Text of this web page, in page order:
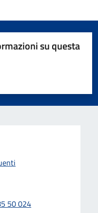
su questa
5
50 024